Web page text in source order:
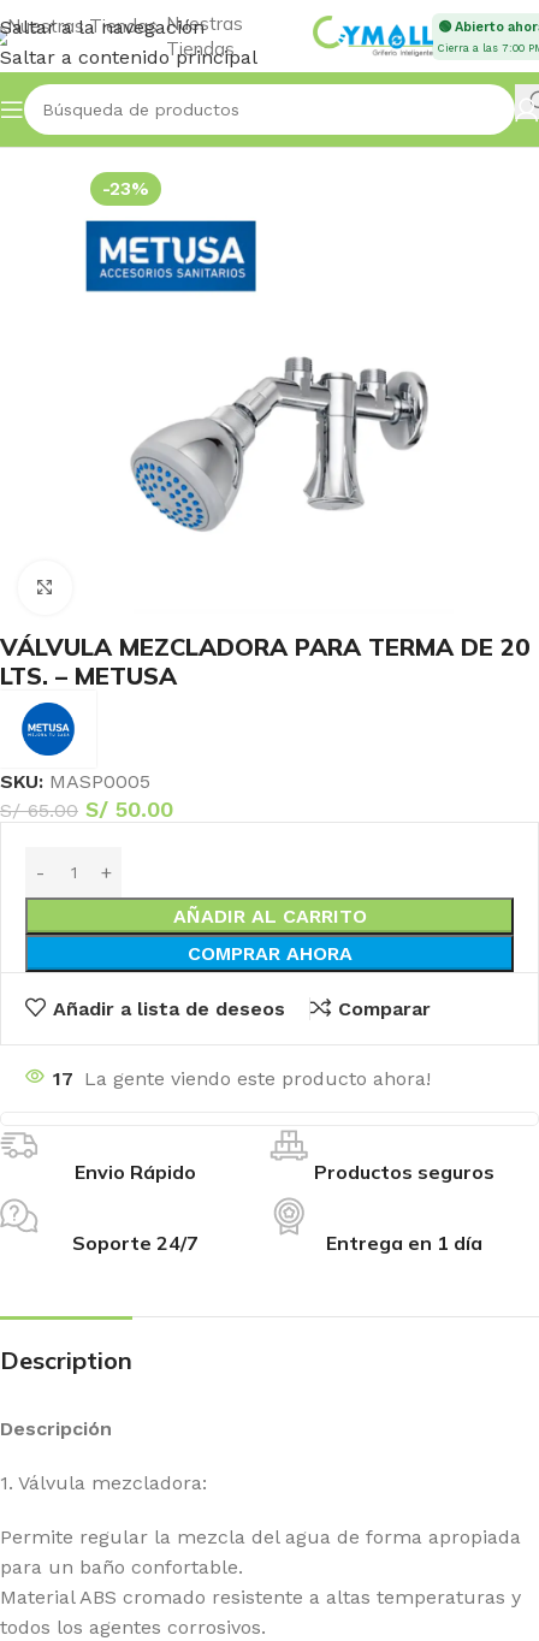
Saltar a la navegación
Saltar a contenido principal
Nuestras
Tiendas
🟢 Abierto
Cierra a las 7:00
Inicio Accessories
-23%
VÁLVULA MEZCLADORA PARA TERMA DE 20
LTS. – METUSA
SKU: MASP0005
S/65.00 S/ 50.00
AÑADIR AL CARRITO
COMPRAR AHORA
Añadir a lista de deseos Comparar
17 La gente viendo este producto ahora!
Envio Rápido Productos seguros
Soporte 24/7 Entrega en 1 día
Description
Descripción
1. Válvula mezcladora:
Permite regular la mezcla del agua de forma apropiada
para un baño confortable.
Material ABS cromado resistente a altas temperaturas y
todos los agentes corrosivos.